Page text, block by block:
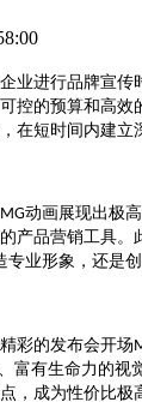
业进行品牌宣传
控的预算和高
在短时间内建立
MG动画展现出极
产品营销工具。
专业形象，还是
彩的发布会开场
富有生命力的
，成为性价比极